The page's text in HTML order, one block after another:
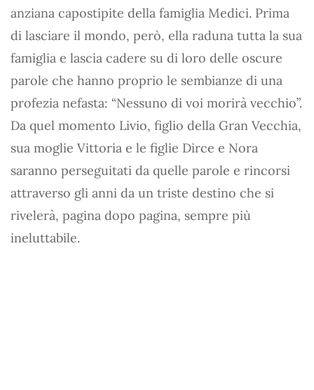
anziana capostipite della famiglia Medici. Prima
di lasciare il mondo, però, ella raduna tutta la sua
famiglia e lascia cadere su di loro delle oscure
parole che hanno proprio le sembianze di una
profezia nefasta: “Nessuno di voi morirà vecchio”.
Da quel momento Livio, figlio della Gran Vecchia,
sua moglie Vittoria e le figlie Dirce e Nora
saranno perseguitati da quelle parole e rincorsi
attraverso gli anni da un triste destino che si
rivelerà, pagina dopo pagina, sempre più
ineluttabile.